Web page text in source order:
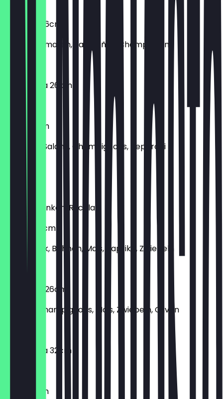
€ 8,90
Hotpizza 26cm
Frische Tomaten, Jalapeños, Champignons
€ 8,90
Margherita 26cm
€ 6,90
Mista 26cm
Schinken, Salami, Champignons, Peperoni
€ 8,90
Parma
Parmaschinken, Rucola
Tortilla 26cm
Rinderhack, Bohnen, Mais, Paprika, Zwiebeln
€ 10,90
Vegetaria 26cm
Paprika, Champignons, Mais, Zwiebeln, Oliven
Margherita 32cm
Mista 32cm